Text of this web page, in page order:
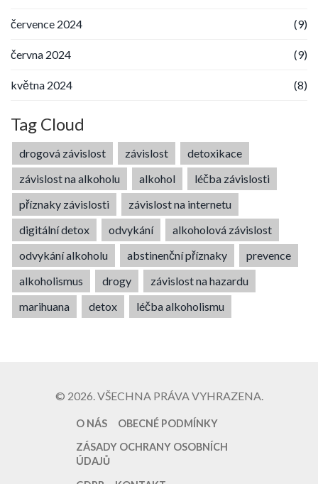
července 2024 (9)
června 2024 (9)
května 2024 (8)
Tag Cloud
drogová závislost závislost
detoxikace
závislost na alkoholu
alkohol
léčba závislosti
příznaky závislosti
závislost na internetu
digitální detox
odvykání
alkoholová závislost
odvykání alkoholu
abstinenční příznaky
prevence
alkoholismus
drogy
závislost na hazardu
marihuana
detox léčba alkoholismu
© 2026. VŠECHNA PRÁVA VYHRAZENA.
O NÁS
OBECNÉ PODMÍNKY
ZÁSADY OCHRANY OSOBNÍCH
ÚDAJŮ